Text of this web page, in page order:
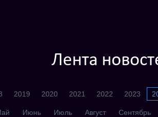
Лента
2019 2020 2021 2022 2023
Июнь Июль Август Сентябрь